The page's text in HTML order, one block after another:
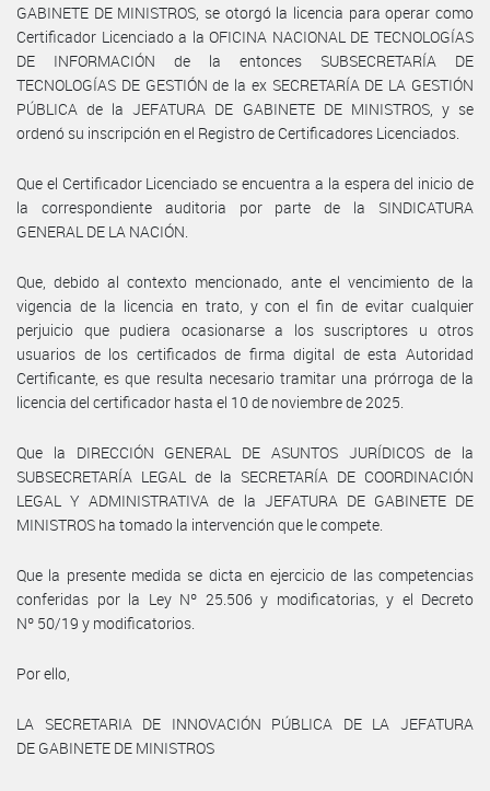
GABINETE DE MINISTROS, se otorgó la licencia para operar como
Certificador Licenciado a la OFICINA NACIONAL DE TECNOLOGÍAS
DE INFORMACIÓN de la entonces SUBSECRETARÍA DE
TECNOLOGÍAS DE GESTIÓN de la ex SECRETARÍA DE LA GESTIÓN
PÚBLICA de la JEFATURA DE GABINETE DE MINISTROS, y se
ordenó su inscripción en el Registro de Certificadores Licenciados.
Que el Certificador Licenciado se encuentra a la espera del inicio de
la correspondiente auditoria por parte de la SINDICATURA
GENERAL DE LA NACIÓN.
Que, debido al contexto mencionado, ante el vencimiento de la
vigencia de la licencia en trato, y con el fin de evitar cualquier
perjuicio que pudiera ocasionarse a los suscriptores u otros
usuarios de los certificados de firma digital de esta Autoridad
Certificante, es que resulta necesario tramitar una prórroga de la
licencia del certificador hasta el 10 de noviembre de 2025.
Que la DIRECCIÓN GENERAL DE ASUNTOS JURÍDICOS de la
SUBSECRETARÍA LEGAL de la SECRETARÍA DE COORDINACIÓN
LEGAL Y ADMINISTRATIVA de la JEFATURA DE GABINETE DE
MINISTROS ha tomado la intervención que le compete.
Que la presente medida se dicta en ejercicio de las competencias
conferidas por la Ley Nº 25.506 y modificatorias, y el Decreto
Nº 50/19 y modificatorios.
Por ello,
LA SECRETARIA DE INNOVACIÓN PÚBLICA DE LA JEFATURA
DE GABINETE DE MINISTROS